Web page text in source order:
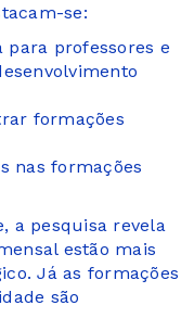
se:
professores e
formações
nas formações
a pesquisa revela
estão mais
Já as formações
são